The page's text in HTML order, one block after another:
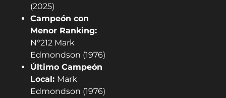
(2025)
Campeón con
Menor Ranking:
N°212 Mark
Edmondson (1976)
Último Campeón
Local: Mark
Edmondson (1976)